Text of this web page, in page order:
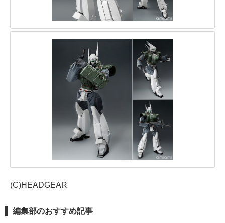
(C)HEADGEAR
編集部のおすすめ記事